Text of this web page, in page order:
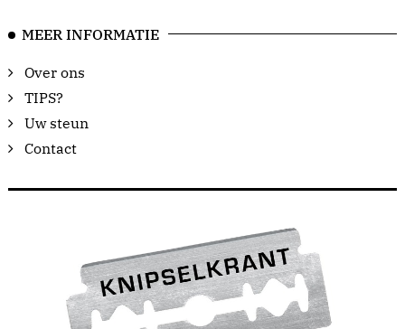
MEER INFORMATIE
Over ons
TIPS?
Uw steun
Contact